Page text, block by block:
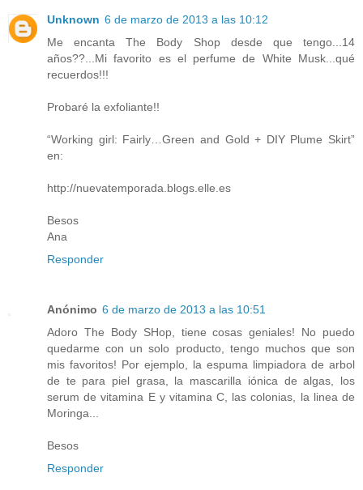
Unknown 6 de marzo de 2013 a las 10:12
Me encanta The Body Shop desde que tengo...14
años??...Mi favorito es el perfume de White Musk...qué
recuerdos!!!
Probaré la exfoliante!!
“Working girl: Fairly…Green and Gold + DIY Plume Skirt”
en:
http://nuevatemporada.blogs.elle.es
Besos
Ana
Responder
Anónimo 6 de marzo de 2013 a las 10:51
Adoro The Body SHop, tiene cosas geniales! No puedo
quedarme con un solo producto, tengo muchos que son
mis favoritos! Por ejemplo, la espuma limpiadora de arbol
de te para piel grasa, la mascarilla iónica de algas, los
serum de vitamina E y vitamina C, las colonias, la linea de
Moringa...
Besos
Responder